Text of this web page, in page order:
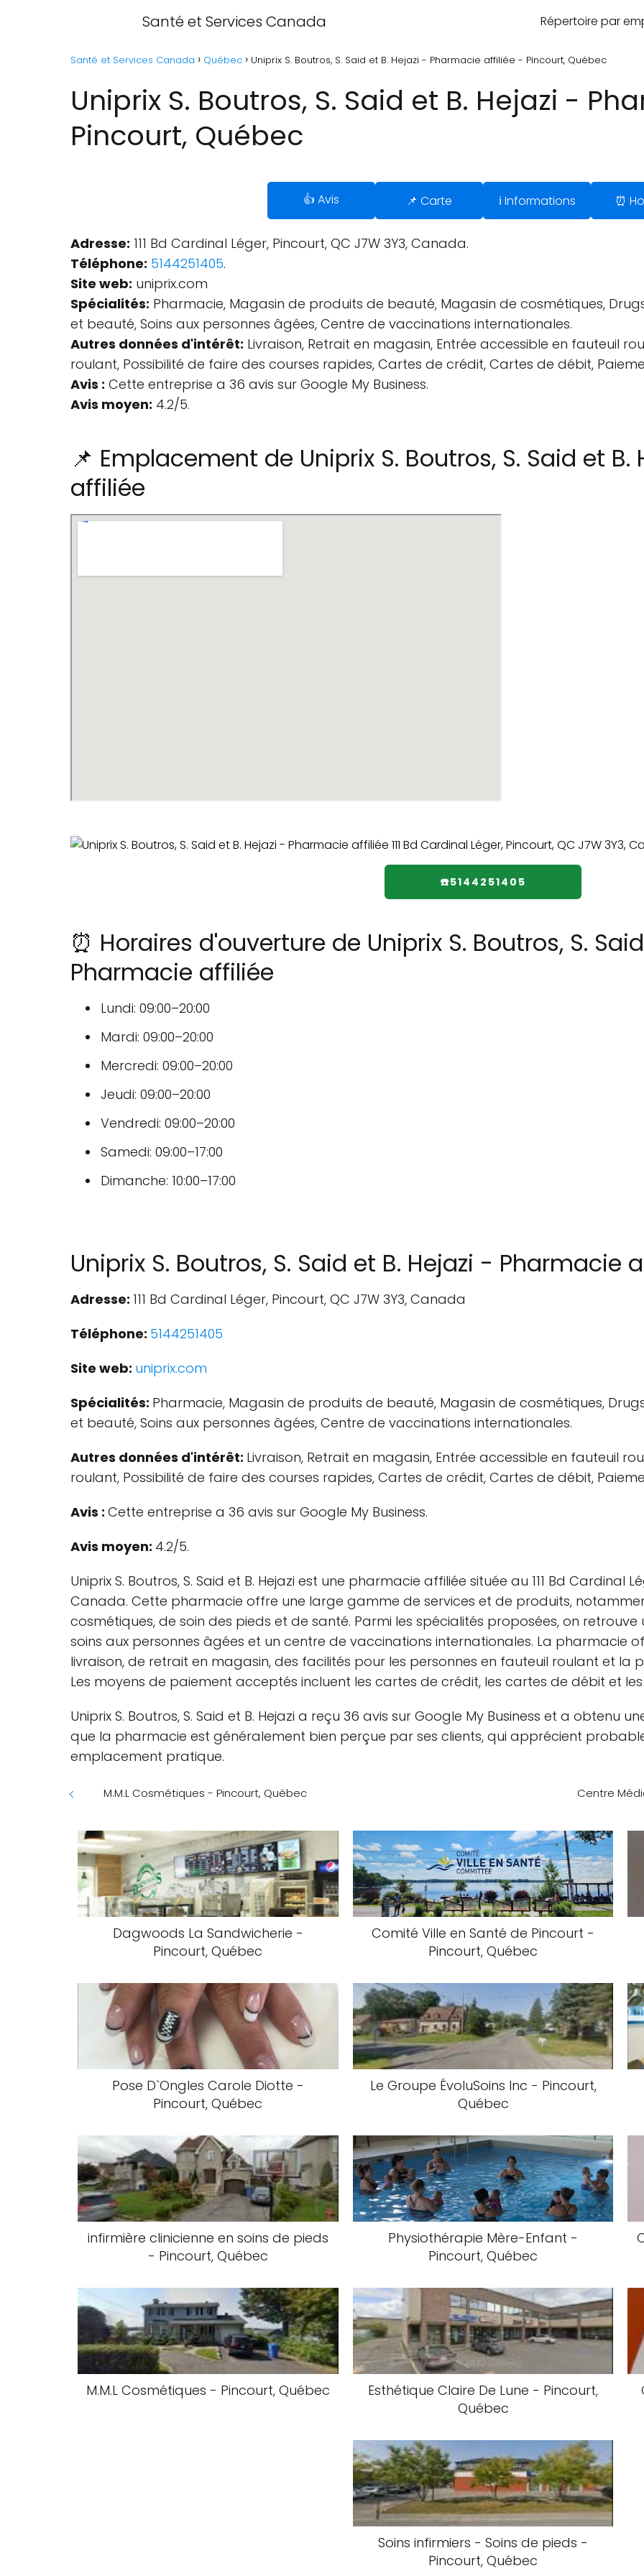
Santé et Services Canada Répertoire par
Santé et Services Canada Québec Uniprix S. Boutros, S. Said et B. Hejazi - Pharmacie affiliée - Pincourt, Québec
Uniprix S. Boutros, S. Said et B. Hejazi -
Pincourt, Québec
👍 Avis 📌 Carte ℹ️ Informations ⏰
Adresse: 111 Bd Cardinal Léger, Pincourt, QC J7W 3Y3, Canada.
Téléphone: 5144251405.
Site web: uniprix.com
Spécialités: Pharmacie, Magasin de produits de beauté, Magasin de cosmétiques,
et beauté, Soins aux personnes âgées, Centre de vaccinations internationales.
Autres données d'intérêt: Livraison, Retrait en magasin, Entrée accessible en fauteuil
roulant, Possibilité de faire des courses rapides, Cartes de crédit, Cartes de débit,
Avis : Cette entreprise a 36 avis sur Google My Business.
Avis moyen: 4.2/5.
📌 Emplacement de Uniprix S. Boutros, S. Said et
affiliée
☎️5144251405
⏰ Horaires d'ouverture de Uniprix S. Boutros, S.
Pharmacie affiliée
Lundi: 09:00–20:00
Mardi: 09:00–20:00
Mercredi: 09:00–20:00
Jeudi: 09:00–20:00
Vendredi: 09:00–20:00
Samedi: 09:00–17:00
Dimanche: 10:00–17:00
Uniprix S. Boutros, S. Said et B. Hejazi - Pharmacie
Adresse: 111 Bd Cardinal Léger, Pincourt, QC J7W 3Y3, Canada
Téléphone: 5144251405
Site web: uniprix.com
Spécialités: Pharmacie, Magasin de produits de beauté, Magasin de cosmétiques,
et beauté, Soins aux personnes âgées, Centre de vaccinations internationales.
Autres données d'intérêt: Livraison, Retrait en magasin, Entrée accessible en fauteuil
roulant, Possibilité de faire des courses rapides, Cartes de crédit, Cartes de débit,
Avis : Cette entreprise a 36 avis sur Google My Business.
Avis moyen: 4.2/5.
Uniprix S. Boutros, S. Said et B. Hejazi est une pharmacie affiliée située au 111 Bd Cardinal
Canada. Cette pharmacie offre une large gamme de services et de produits,
cosmétiques, de soin des pieds et de santé. Parmi les spécialités proposées, on
soins aux personnes âgées et un centre de vaccinations internationales. La pharmacie
livraison, de retrait en magasin, des facilités pour les personnes en fauteuil roulant et la
Les moyens de paiement acceptés incluent les cartes de crédit, les cartes de débit et
Uniprix S. Boutros, S. Said et B. Hejazi a reçu 36 avis sur Google My Business et a obtenu
que la pharmacie est généralement bien perçue par ses clients, qui apprécient
emplacement pratique.
M.M.L Cosmétiques - Pincourt, Québec Centre
Dagwoods La Sandwicherie -
Pincourt, Québec
Comité Ville en Santé de Pincourt -
Pincourt, Québec
Pose D`Ongles Carole Diotte -
Pincourt, Québec
Le Groupe ÉvoluSoins Inc - Pincourt,
Québec
infirmière clinicienne en soins de pieds
- Pincourt, Québec
Physiothérapie Mère-Enfant -
Pincourt, Québec
M.M.L Cosmétiques - Pincourt, Québec
Esthétique Claire De Lune - Pincourt,
Québec
Soins infirmiers - Soins de pieds -
Pincourt, Québec